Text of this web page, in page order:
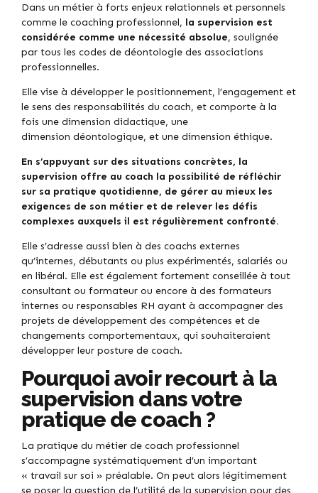
Dans un métier à forts enjeux relationnels et personnels
comme le coaching professionnel, la supervision est
considérée comme une nécessité absolue, soulignée
par tous les codes de déontologie des associations
professionnelles.
Elle vise à développer le positionnement, l’engagement et
le sens des responsabilités du coach, et comporte à la
fois une dimension didactique, une
dimension déontologique, et une dimension éthique.
En s’appuyant sur des situations concrètes, la
supervision offre au coach la possibilité de réfléchir
sur sa pratique quotidienne, de gérer au mieux les
exigences de son métier et de relever les défis
complexes auxquels il est régulièrement confronté.
Elle s’adresse aussi bien à des coachs externes
qu’internes, débutants ou plus expérimentés, salariés ou
en libéral. Elle est également fortement conseillée à tout
consultant ou formateur ou encore à des formateurs
internes ou responsables RH ayant à accompagner des
projets de développement des compétences et de
changements comportementaux, qui souhaiteraient
développer leur posture de coach.
Pourquoi avoir recourt à la
supervision dans votre
pratique de coach ?
La pratique du métier de coach professionnel
s’accompagne systématiquement d’un important
« travail sur soi » préalable. On peut alors légitimement
se poser la question de l’utilité de la supervision pour des